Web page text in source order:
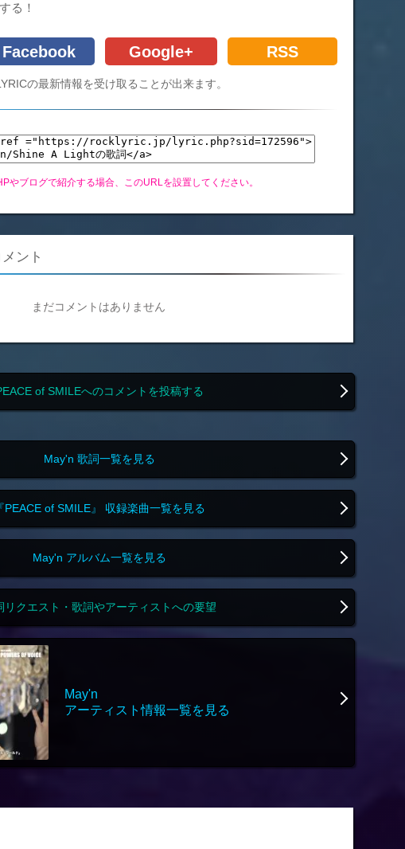
る！
Facebook Google+ RSS
の最新情報を受け取ることが出来ます。
やブログで紹介する場合、このURLを設置してください。
ント
まだコメントはありません
of SMILEへのコメントを投稿する
May'n 歌詞一覧を見る
『PEACE of SMILE』 収録楽曲一覧を見る
May'n アルバム一覧を見る
リクエスト・歌詞やアーティストへの要望
May'n
アーティスト情報一覧を見る